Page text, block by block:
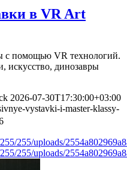
в VR Art
с помощью VR технологий.
искусство, динозавры
2026-07-30T17:30:00+03:00
vystavki-i-master-klassy-
255/uploads/
255/uploads/